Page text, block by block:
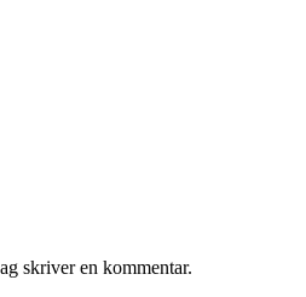
skriver en kommentar.